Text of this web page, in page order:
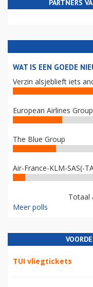
PARTNERS
WAT IS EEN GOEDE
Verzin alsjeblieft iets
European Airlines
The Blue Group
Air-France-KLM-SAS(-
Totaal
Meer polls
TUI vliegtickets